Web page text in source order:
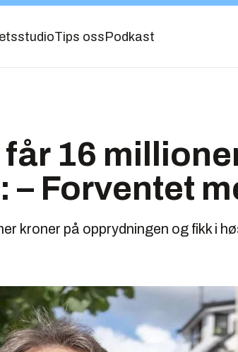
Tips oss Podkast
16
– Forventet
kroner på opprydningen og fikk i